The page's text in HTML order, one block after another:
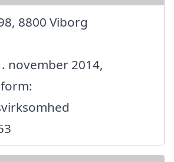
8800 Viborg
november 2014,